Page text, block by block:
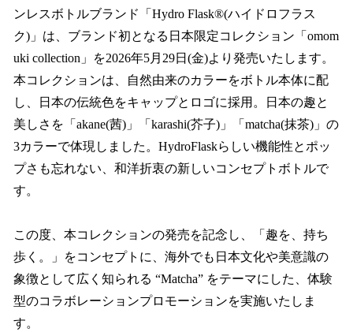
ンレスボトルブランド「Hydro Flask®(ハイドロフラス
ク)」は、ブランド初となる日本限定コレクション「omom
uki collection」を2026年5月29日(金)より発売いたします。
本コレクションは、自然由来のカラーをボトル本体に配
し、日本の伝統色をキャップとロゴに採用。日本の趣と
美しさを「akane(茜)」「karashi(芥子)」「matcha(抹茶)」の
3カラーで体現しました。HydroFlaskらしい機能性とポッ
プさも忘れない、和洋折衷の新しいコンセプトボトルで
す。
この度、本コレクションの発売を記念し、「趣を、持ち
歩く。」をコンセプトに、海外でも日本文化や美意識の
象徴として広く知られる “Matcha” をテーマにした、体験
型のコラボレーションプロモーションを実施いたしま
す。